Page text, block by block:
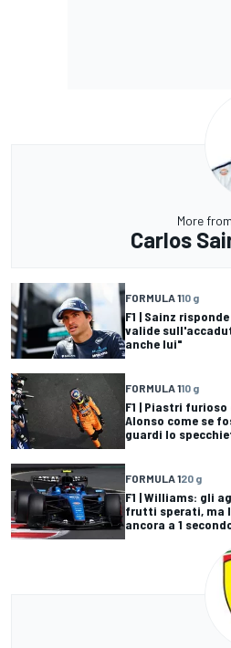
More from
Carlos
FORMULA 110 g
F1 | Sainz
valide
anche lui"
FORMULA 110 g
F1 | Piastri
Alonso come se
guardi lo
FORMULA 120 g
F1 | Williams: gli
frutti sperati, ma
ancora a 1